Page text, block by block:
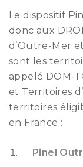
Le dispositif
donc aux
d’Outre-Mer
sont les
appelé DOM-
et Territoires
territoires
en France :
Pinel